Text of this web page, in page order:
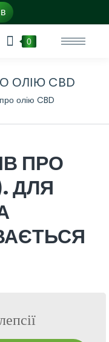
0
ОЛІЮ CBD
про олію CBD
ПРО
ДЛЯ